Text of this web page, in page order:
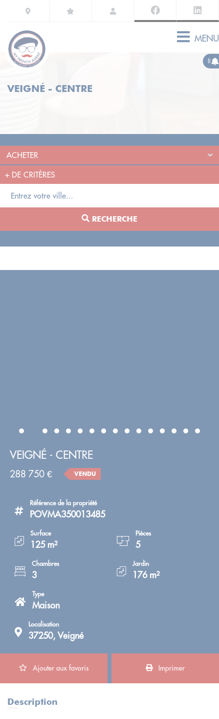
MENU
VEIGNÉ - CENTRE
+ DE CRITÈRES
RECHERCHE
VEIGNÉ - CENTRE
288 750 € VENDU
Référence de la propriété
POVMA350013485
Surface
125 m²
Pièces
5
Chambres
3
Jardin
176 m²
Type
Maison
Localisation
37250, Veigné
Ajouter aux favoris Imprimer
Description